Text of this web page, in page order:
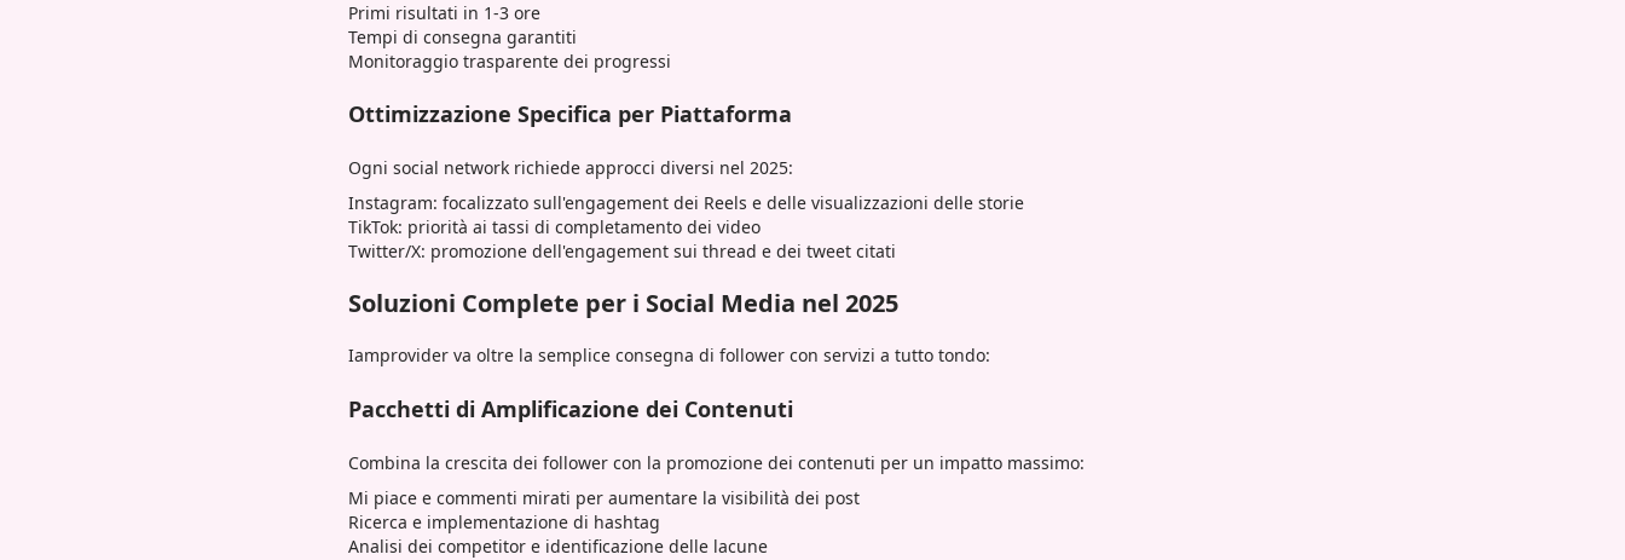
Primi risultati in 1-3 ore
Tempi di consegna garantiti
Monitoraggio trasparente dei progressi
Ottimizzazione Specifica per Piattaforma
Ogni social network richiede approcci diversi nel 2025:
Instagram: focalizzato sull'engagement dei Reels e delle visualizzazioni delle storie
TikTok: priorità ai tassi di completamento dei video
Twitter/X: promozione dell'engagement sui thread e dei tweet citati
Soluzioni Complete per i Social Media nel 2025
Iamprovider va oltre la semplice consegna di follower con servizi a tutto tondo:
Pacchetti di Amplificazione dei Contenuti
Combina la crescita dei follower con la promozione dei contenuti per un impatto massimo:
Mi piace e commenti mirati per aumentare la visibilità dei post
Ricerca e implementazione di hashtag
Analisi dei competitor e identificazione delle lacune